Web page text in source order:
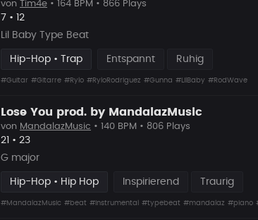
von Tim4e • 164 BPM • 866 Plays
Likes
7 • Vorgeschlagen
12
Lil Baby Type Beat
Hip-Hop • Trap Entspannt Ruhig
#Guitar #Gitarre #Rylo #RyloRodriguez #Gunna #LilBaby #RodWave
Lose You prod. by MandalazMusic
von MandalazMusic • 140 BPM • 806 Plays
Likes
21 • Vorgeschlagen
23
G major
Hip-Hop • Hip Hop Inspirierend Traurig
#MandalazMusic #beat #instrumental #typebeat #mandalaz #piano